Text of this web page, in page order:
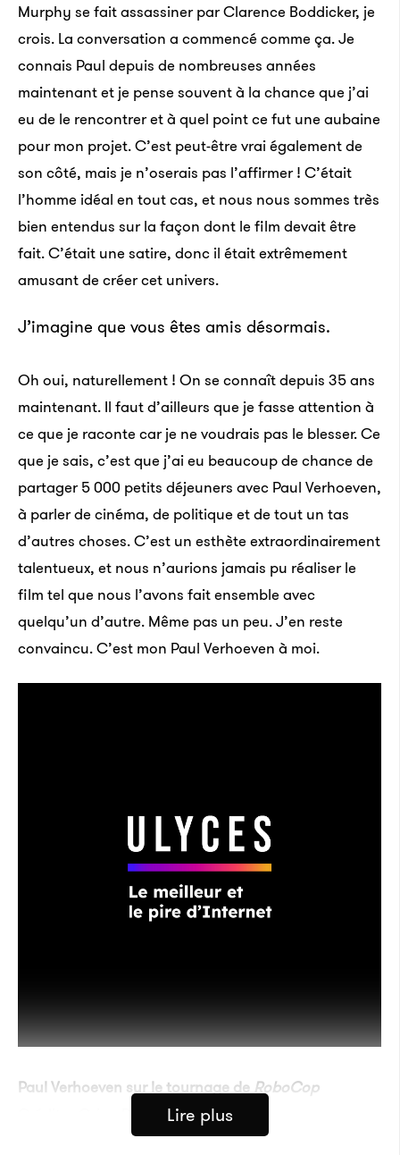
Murphy se fait assassiner par Clarence Boddicker, je
crois. La conversation a commencé comme ça. Je
connais Paul depuis de nombreuses années
maintenant et je pense souvent à la chance que j’ai
eu de le rencontrer et à quel point ce fut une aubaine
pour mon projet. C’est peut-être vrai également de
son côté, mais je n’oserais pas l’affirmer ! C’était
l’homme idéal en tout cas, et nous nous sommes très
bien entendus sur la façon dont le film devait être
fait. C’était une satire, donc il était extrêmement
amusant de créer cet univers.
J’imagine que vous êtes amis désormais.
Oh oui, naturellement ! On se connaît depuis 35 ans
maintenant. Il faut d’ailleurs que je fasse attention à
ce que je raconte car je ne voudrais pas le blesser. Ce
que je sais, c’est que j’ai eu beaucoup de chance de
partager 5 000 petits déjeuners avec Paul Verhoeven,
à parler de cinéma, de politique et de tout un tas
d’autres choses. C’est un esthète extraordinairement
talentueux, et nous n’aurions jamais pu réaliser le
film tel que nous l’avons fait ensemble avec
quelqu’un d’autre. Même pas un peu. J’en reste
convaincu. C’est mon Paul Verhoeven à moi.
Paul Verhoeven sur le tournage de RoboCop
Crédits : Orion PicturesLire plus